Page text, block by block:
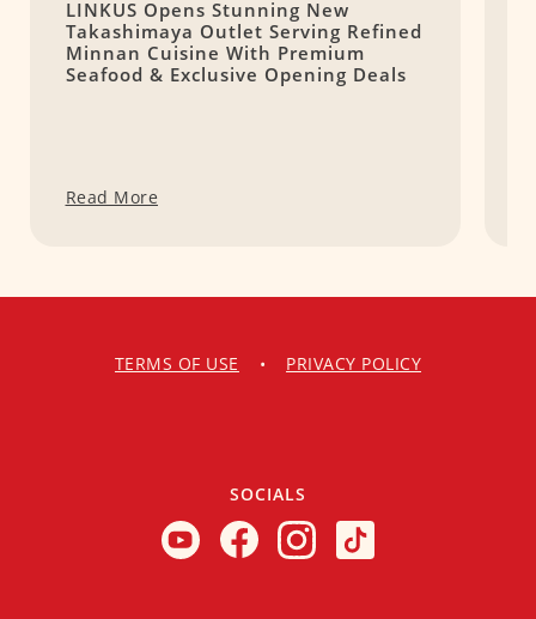
LINKUS Opens Stunning New
Takashimaya Outlet Serving Refined
Minnan Cuisine With Premium
Seafood & Exclusive Opening Deals
Read More
TERMS OF USE • PRIVACY POLICY
SOCIALS